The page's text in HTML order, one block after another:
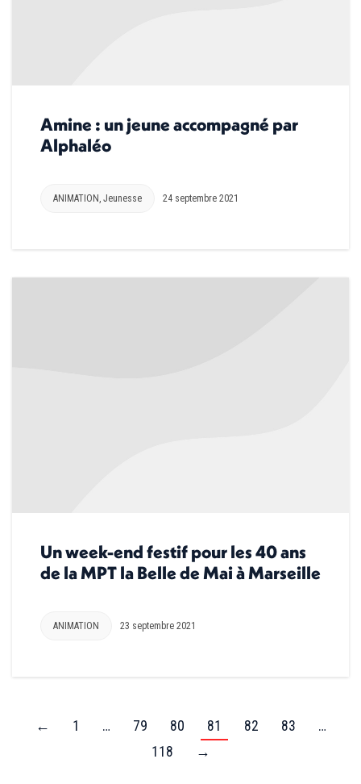
Amine : un jeune accompagné par
Alphaléo
ANIMATION Jeunesse 24 septembre 2021
Un week-end festif pour les 40 ans
de la MPT la Belle de Mai à Marseille
ANIMATION 23 septembre 2021
← 1 … 79 80 81 82 83
…
118
→